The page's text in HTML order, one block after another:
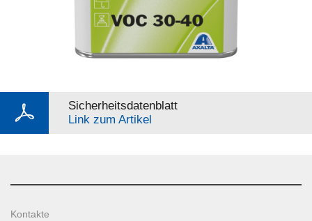
Sicherheitsdatenblatt
Link zum Artikel
Kontakte